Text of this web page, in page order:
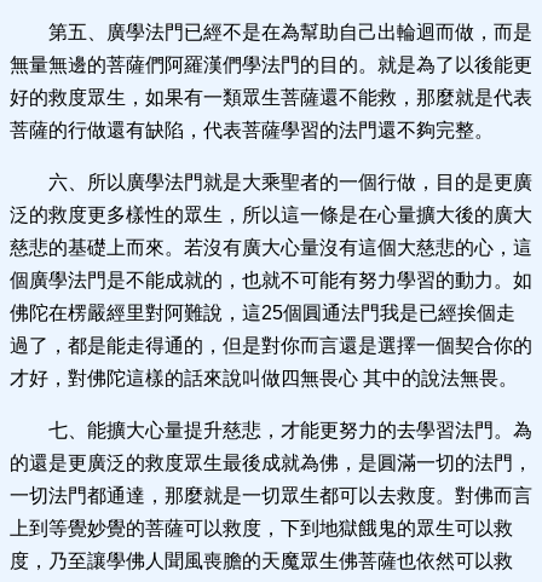
第五、廣學法門已經不是在為幫助自己出輪迴而做，而是
無量無邊的菩薩們阿羅漢們學法門的目的。就是為了以後能更
好的救度眾生，如果有一類眾生菩薩還不能救，那麼就是代表
菩薩的行做還有缺陷，代表菩薩學習的法門還不夠完整。
六、所以廣學法門就是大乘聖者的一個行做，目的是更廣
泛的救度更多樣性的眾生，所以這一條是在心量擴大後的廣大
慈悲的基礎上而來。若沒有廣大心量沒有這個大慈悲的心，這
個廣學法門是不能成就的，也就不可能有努力學習的動力。如
佛陀在楞嚴經里對阿難說，這25個圓通法門我是已經挨個走
過了，都是能走得通的，但是對你而言還是選擇一個契合你的
才好，對佛陀這樣的話來說叫做四無畏心 其中的說法無畏。
七、能擴大心量提升慈悲，才能更努力的去學習法門。為
的還是更廣泛的救度眾生最後成就為佛，是圓滿一切的法門，
一切法門都通達，那麼就是一切眾生都可以去救度。對佛而言
上到等覺妙覺的菩薩可以救度，下到地獄餓鬼的眾生可以救
度，乃至讓學佛人聞風喪膽的天魔眾生佛菩薩也依然可以救